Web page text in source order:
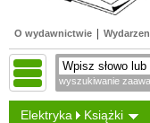
O wydawnictwie
wyszukiwanie
Elektryka Książki